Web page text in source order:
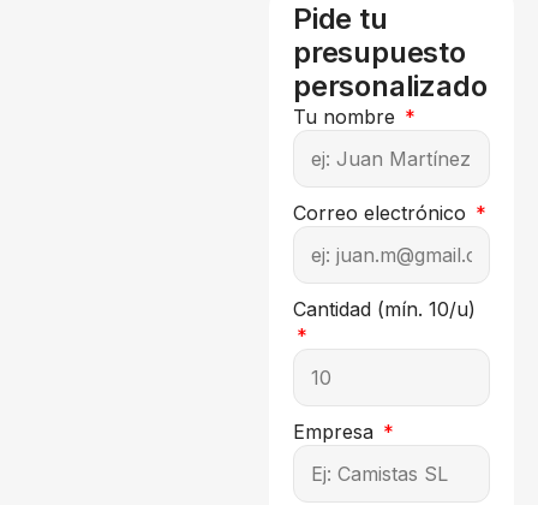
Pide tu
presupuesto
personalizado
Tu nombre
Correo electrónico
Cantidad (mín. 10/u)
Empresa